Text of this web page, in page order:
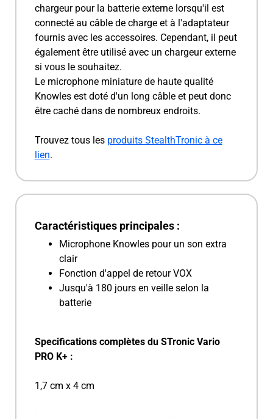
chargeur pour la batterie externe lorsqu'il est
connecté au câble de charge et à l'adaptateur
fournis avec les accessoires. Cependant, il peut
également être utilisé avec un chargeur externe
si vous le souhaitez.
Le microphone miniature de haute qualité
Knowles est doté d'un long câble et peut donc
être caché dans de nombreux endroits.
Trouvez tous les produits StealthTronic à ce
lien.
Caractéristiques principales :
Microphone Knowles pour un son extra
clair
Fonction d'appel de retour VOX
Jusqu'à 180 jours en veille selon la
batterie
Specifications complètes du STronic Vario
PRO K+ :
1,7 cm x 4 cm